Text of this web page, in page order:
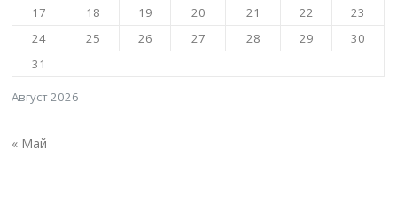
Август 2026
17
18 19 20 21 22
23
24
25 26 27 28 29
30
31
« Май